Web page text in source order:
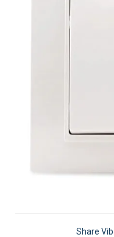
Share